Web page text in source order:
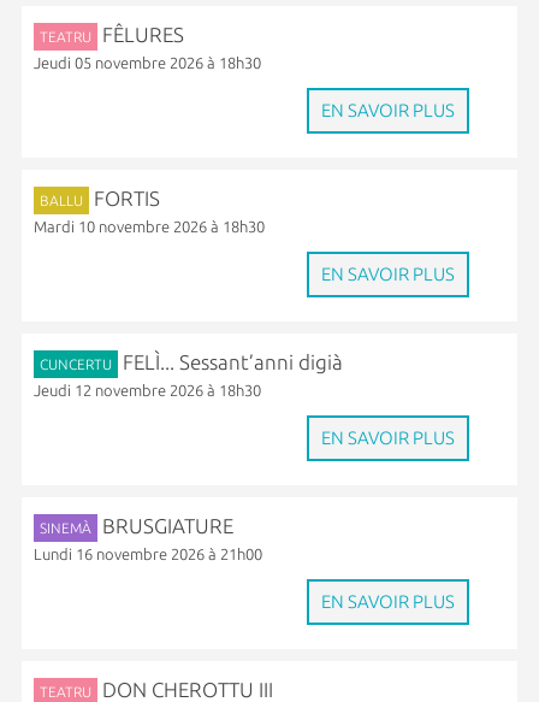
TEATRU FÊLURES
Jeudi 05 novembre 2026 à 18h30
EN SAVOIR PLUS
BALLU FORTIS
Mardi 10 novembre 2026 à 18h30
EN SAVOIR PLUS
CUNCERTU FELÌ... Sessant’anni digià
Jeudi 12 novembre 2026 à 18h30
EN SAVOIR PLUS
SINEMÀ BRUSGIATURE
Lundi 16 novembre 2026 à 21h00
EN SAVOIR PLUS
TEATRU DON CHEROTTU III